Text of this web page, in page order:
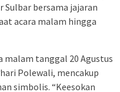
Sulbar bersama jajaran
acara malam hingga
malam tanggal 20 Agustus
Polewali, mencakup
simbolis. “Keesokan